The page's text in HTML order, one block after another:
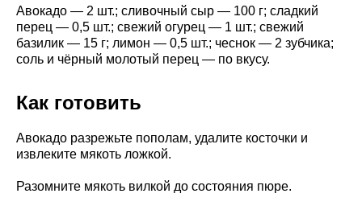
Авокадо — 2 шт.; сливочный сыр — 100 г; сладкий
перец — 0,5 шт.; свежий огурец — 1 шт.; свежий
базилик — 15 г; лимон — 0,5 шт.; чеснок — 2 зубчика;
соль и чёрный молотый перец — по вкусу.
Как готовить
Авокадо разрежьте пополам, удалите косточки и
извлеките мякоть ложкой.
Разомните мякоть вилкой до состояния пюре.